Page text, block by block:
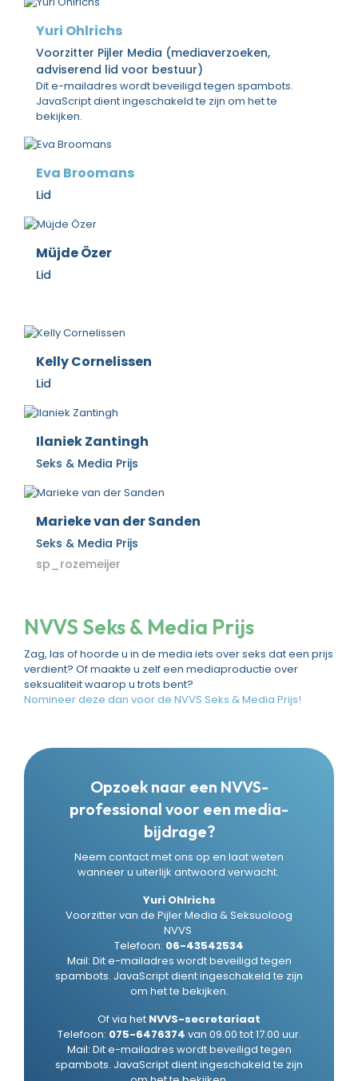
Yuri Ohlrichs
Voorzitter Pijler Media (mediaverzoeken,
adviserend lid voor bestuur)
Dit e-mailadres wordt beveiligd tegen spambots.
JavaScript dient ingeschakeld te zijn om het te
bekijken.
Eva Broomans
Lid
Müjde Özer
Lid
Kelly Cornelissen
Lid
Ilaniek Zantingh
Seks & Media Prijs
Marieke van der Sanden
Seks & Media Prijs
sp_rozemeijer
NVVS Seks & Media Prijs
Zag, las of hoorde u in de media iets over seks dat een prijs
verdient? Of maakte u zelf een mediaproductie over
seksualiteit waarop u trots bent?
Nomineer deze dan voor de NVVS Seks & Media Prijs!
Opzoek naar een NVVS-
professional voor een media-
bijdrage?
Neem contact met ons op en laat weten
wanneer u uiterlijk antwoord verwacht.
Yuri Ohlrichs
Voorzitter van de Pijler Media & Seksuoloog
NVVS
Telefoon: 06-43542534
Mail: Dit e-mailadres wordt beveiligd tegen
spambots. JavaScript dient ingeschakeld te zijn
om het te bekijken.
Of via het NVVS-secretariaat
Telefoon: 075-6476374 van 09.00 tot 17.00 uur.
Mail: Dit e-mailadres wordt beveiligd tegen
spambots. JavaScript dient ingeschakeld te zijn